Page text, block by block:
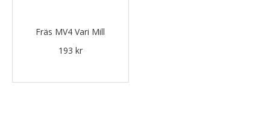
Fräs MV4 Vari Mill
193 kr